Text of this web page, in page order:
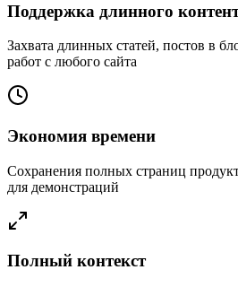
Поддержка длинного
Захвата длинных статей, постов в
работ с любого сайта
Экономия времени
Сохранения полных страниц
для демонстраций
Полный контекст